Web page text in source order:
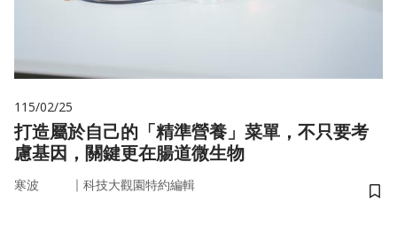
115/02/25
打造屬於自己的「精準營養」菜單，不只要考
慮基因，關鍵更在腸道微生物
寒波 ｜ 科技大觀園特約編輯
儲